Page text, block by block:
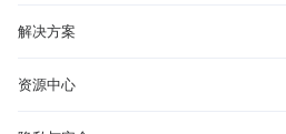
解决方案
资源中心